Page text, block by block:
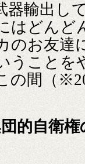
器輸出し
はどんど
のお友達
うことを
の間（
的自衛権